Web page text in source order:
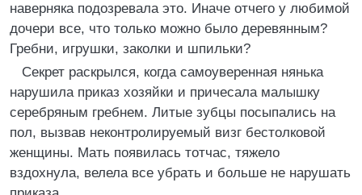
наверняка подозревала это. Иначе отчего у любимой
дочери все, что только можно было деревянным?
Гребни, игрушки, заколки и шпильки?
Секрет раскрылся, когда самоуверенная нянька
нарушила приказ хозяйки и причесала малышку
серебряным гребнем. Литые зубцы посыпались на
пол, вызвав неконтролируемый визг бестолковой
женщины. Мать появилась тотчас, тяжело
вздохнула, велела все убрать и больше не нарушать